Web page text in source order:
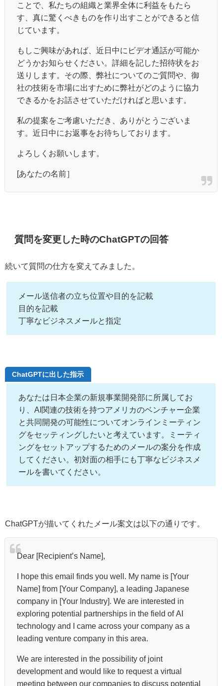
ことで、私たちの組織と業界全体に利益をもたら
す、真に驚くべきものを作り出すことができると信
じています。
もしご興味があれば、近日中にビデオ通話が可能か
どうかお知らせください。詳細を記した招待状をお
送りします。その際、弊社についてのご質問や、御
社の技術を市場に出すために弊社がどのように協力
できるかをお話させていただければと思います。
私の提案をご考慮いただき、ありがとうございま
す。近日中にお返事をお待ちしております。
よろしくお願いします。
[あなたの名前］
質問を変更した時のChatGPTの回答
続いて質問の仕方を変えてみました。
メール送信者の立ち位置や目的を記載
目的を記載
丁寧なビジネスメールと指定
ChatGPTに出した指示
あなたは日本企業の新規事業開発部に所属してお
り、AI関連の技術を持つアメリカのベンチャー企業
と共同開発の可能性についてオンラインミーティン
グをセッティングしたいと考えています。ミーティ
ングをセットアップするためのメールの案分を作成
してください。初対面の相手にも丁寧なビジネスメ
ールを書いてください。
ChatGPTが描いてくれたメール案文は以下の通りです。
Dear [Recipient’s Name],
I hope this email finds you well. My name is [Your
Name] from [Your Company], a leading Japanese
company in [Your Industry]. We are interested in
exploring potential partnerships in the field of AI
technology and I came across your company as a
leading venture company in this area.
We are interested in the possibility of joint
development and would like to request a virtual
meeting between our companies to discuss potential